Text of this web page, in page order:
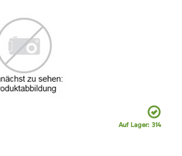
Auf Lager: 314